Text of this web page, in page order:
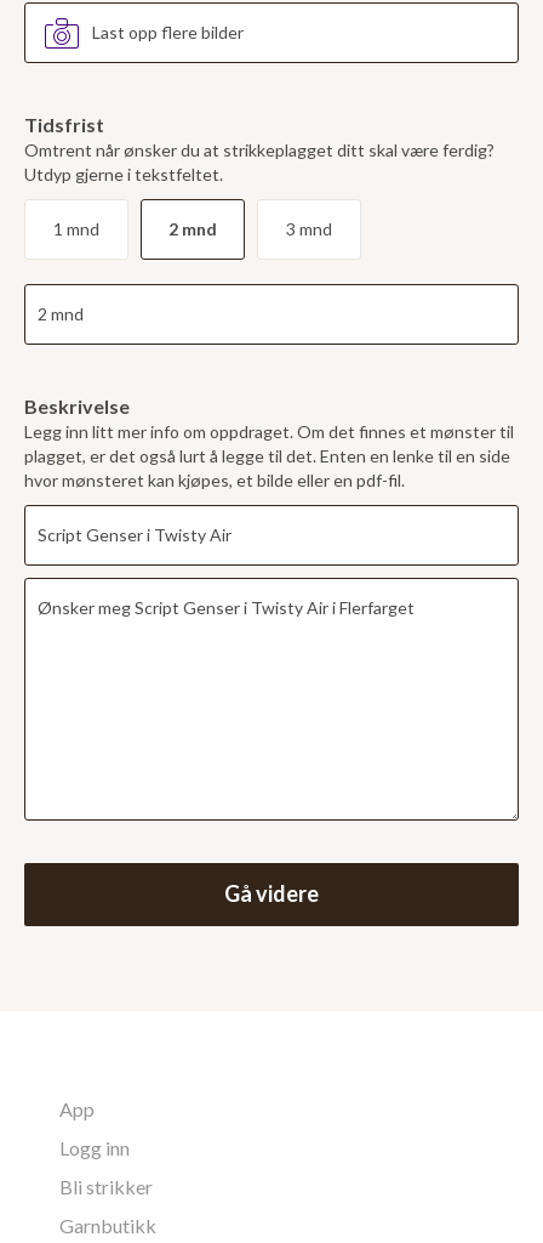
Last opp flere bilder
Tidsfrist
Omtrent når ønsker du at strikkeplagget ditt skal være ferdig?
Utdyp gjerne i tekstfeltet.
1 mnd 2 mnd 3 mnd
Beskrivelse
Legg inn litt mer info om oppdraget. Om det finnes et mønster til
plagget, er det også lurt å legge til det. Enten en lenke til en side
hvor mønsteret kan kjøpes, et bilde eller en pdf-fil.
Gå videre
App
Logg inn
Bli strikker
Garnbutikk